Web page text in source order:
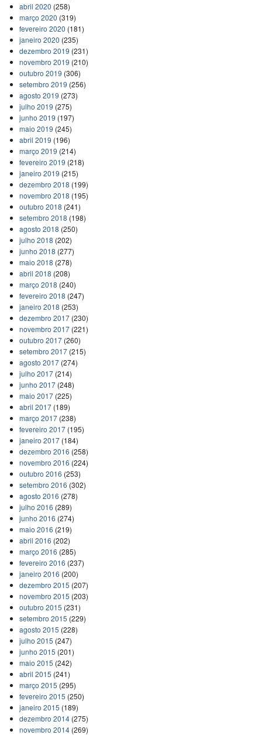
abril 2020 (258)
março 2020 (319)
fevereiro 2020 (181)
janeiro 2020 (235)
dezembro 2019 (231)
novembro 2019 (210)
outubro 2019 (306)
setembro 2019 (256)
agosto 2019 (273)
julho 2019 (275)
junho 2019 (197)
maio 2019 (245)
abril 2019 (196)
março 2019 (214)
fevereiro 2019 (218)
janeiro 2019 (215)
dezembro 2018 (199)
novembro 2018 (195)
outubro 2018 (241)
setembro 2018 (198)
agosto 2018 (250)
julho 2018 (202)
junho 2018 (277)
maio 2018 (278)
abril 2018 (208)
março 2018 (240)
fevereiro 2018 (247)
janeiro 2018 (253)
dezembro 2017(230)
novembro 2017(221)
outubro 2017(260)
setembro 2017(215)
agosto 2017(274)
julho 2017(214)
junho 2017(248)
maio 2017(225)
abril 2017(189)
março 2017(238)
fevereiro 2017(195)
janeiro 2017(184)
dezembro 2016 (258)
novembro 2016 (224)
outubro 2016 (253)
setembro 2016 (302)
agosto 2016 (278)
julho 2016 (289)
junho 2016 (274)
maio 2016 (219)
abril 2016 (202)
março 2016 (285)
fevereiro 2016 (237)
janeiro 2016 (200)
dezembro 2015 (207)
novembro 2015 (203)
outubro 2015 (231)
setembro 2015 (229)
agosto 2015 (228)
julho 2015 (247)
junho 2015 (201)
maio 2015 (242)
abril 2015 (241)
março 2015 (295)
fevereiro 2015 (250)
janeiro 2015 (189)
dezembro 2014(275)
novembro 2014(269)